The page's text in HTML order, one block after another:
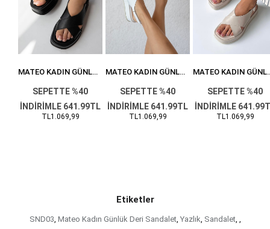
MATEO KADIN GÜNLÜK DERI SANDALET BEYAZ
SEPETTE %40
İNDİRİMLE 641.99TL
TL1.069,99
MATEO KADIN GÜNLÜK DERI SANDALET BEJ
SEPETTE %40
İNDİRİMLE 641.99TL
TL1.069,99
SEPETTE %40
İNDİRİMLE
TL1.069,99
Etiketler
SND03, Mateo Kadın Günlük Deri Sandalet, Yazlık, Sandalet, ,